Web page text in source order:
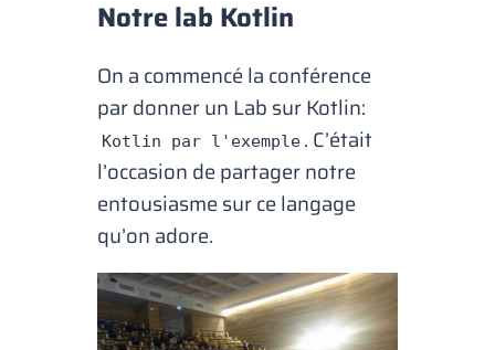
Notre lab Kotlin
On a commencé la conférence
par donner un Lab sur Kotlin:
Kotlin par l'exemple . C’était
l’occasion de partager notre
entousiasme sur ce langage
qu’on adore.